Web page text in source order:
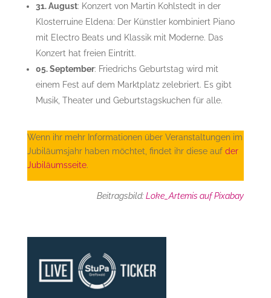
31. August: Konzert von Martin Kohlstedt in der
Klosterruine Eldena: Der Künstler kombiniert Piano
mit Electro Beats und Klassik mit Moderne. Das
Konzert hat freien Eintritt.
05. September: Friedrichs Geburtstag wird mit
einem Fest auf dem Marktplatz zelebriert. Es gibt
Musik, Theater und Geburtstagskuchen für alle.
Wenn ihr mehr Informationen über Veranstaltungen im
Jubiläumsjahr haben möchtet, findet ihr diese auf der
Jubiläumsseite.
Beitragsbild:Loke_Artemis auf Pixabay